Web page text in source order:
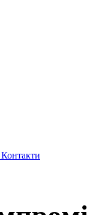
Контакти